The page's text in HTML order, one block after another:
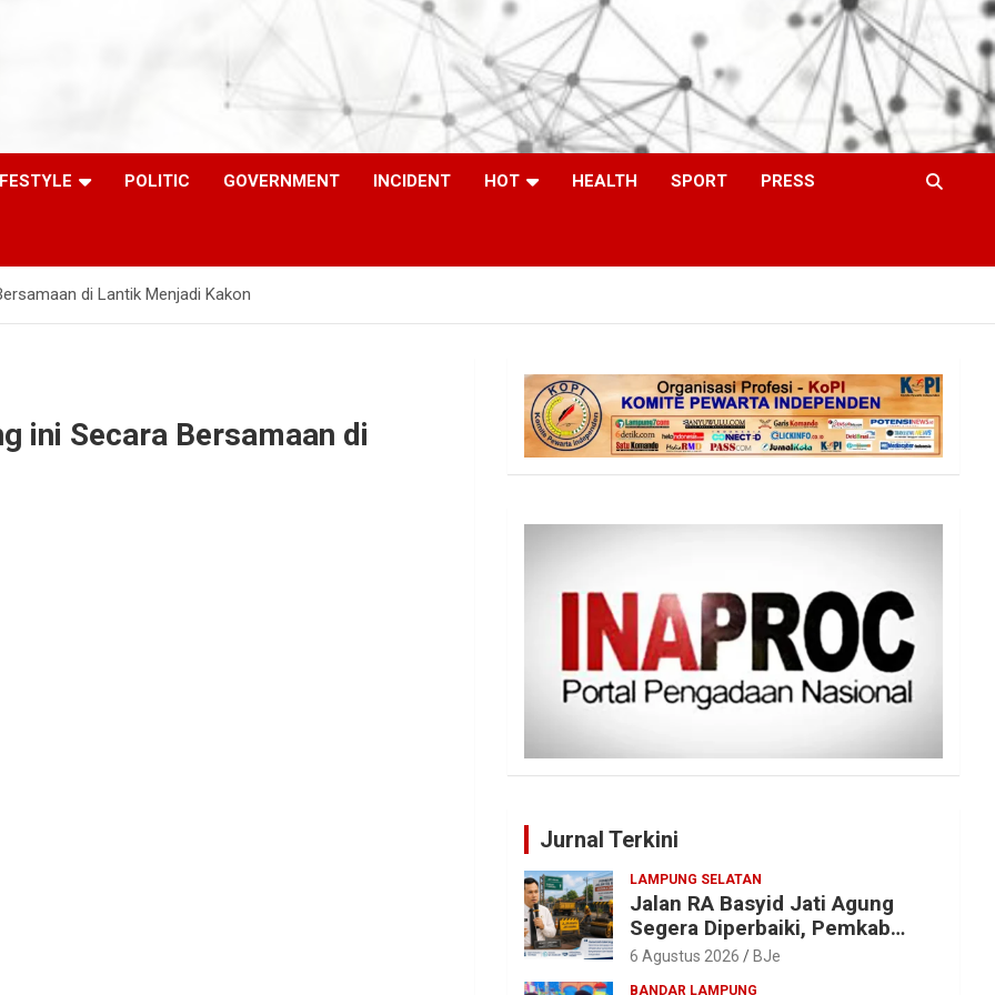
POLITIC GOVERNMENT INCIDENT HOT HEALTH SPORT PRESS
di Lantik Menjadi Kakon
ini Secara Bersamaan di
Jurnal Terkini
LAMPUNG SELATAN
Jalan RA Basyid Jati Agung
Segera Diperbaiki, Pemkab
Lampung Selatan Alokasikan
6 Agustus 2026 BJe
BANDAR LAMPUNG